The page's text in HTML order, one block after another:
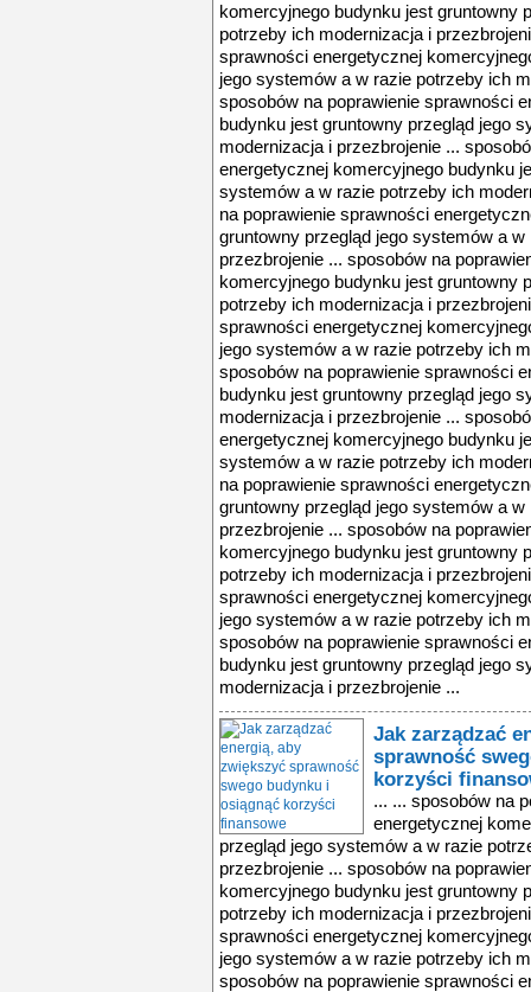
komercyjnego budynku jest gruntowny
potrzeby ich modernizacja i
sprawności energetycznej
jego systemów a w razie potrzeby ich
sposobów na poprawienie sprawności
budynku jest gruntowny przegląd jego
modernizacja i przezbrojenie ...
energetycznej komercyjnego budynku
systemów a w razie potrzeby ich
na poprawienie sprawności
gruntowny przegląd jego systemów a
przezbrojenie ... sposobów na
komercyjnego budynku jest gruntowny
potrzeby ich modernizacja i
sprawności energetycznej
jego systemów a w razie potrzeby ich
sposobów na poprawienie sprawności
budynku jest gruntowny przegląd jego
modernizacja i przezbrojenie ...
energetycznej komercyjnego budynku
systemów a w razie potrzeby ich
na poprawienie sprawności
gruntowny przegląd jego systemów a
przezbrojenie ... sposobów na
komercyjnego budynku jest gruntowny
potrzeby ich modernizacja i
sprawności energetycznej
jego systemów a w razie potrzeby ich
sposobów na poprawienie sprawności
budynku jest gruntowny przegląd jego
modernizacja i przezbrojenie ...
Jak zarządzać
sprawność
korzyści
... ... sposobów na
energetycznej
przegląd jego systemów a w razie
przezbrojenie ... sposobów na
komercyjnego budynku jest gruntowny
potrzeby ich modernizacja i
sprawności energetycznej
jego systemów a w razie potrzeby ich
sposobów na poprawienie sprawności